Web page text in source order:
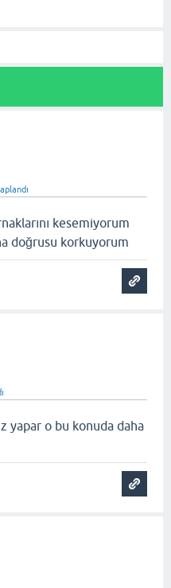
kesemiyorum
doğrusu korkuyorum
yapar o bu konuda daha